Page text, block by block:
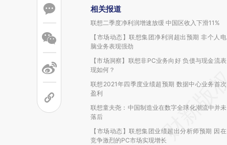
相关报道
联想二季度净利润增速放缓 中国区收入下滑11%
【市场动态】联想集团净利润超出预期 非个人电
脑业务表现强劲
【市场洞察】联想非PC业务向好 负债与现金流表
现如何？
联想2021年四季度业绩超预期 数据中心业务首次
盈利
联想童夫尧：中国制造业在数字全球化潮流中并未
落后
【市场动态】联想集团业绩超出分析师预期 因在
竞争激烈的PC市场实现增长